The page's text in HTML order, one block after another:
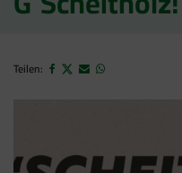
Teilen: